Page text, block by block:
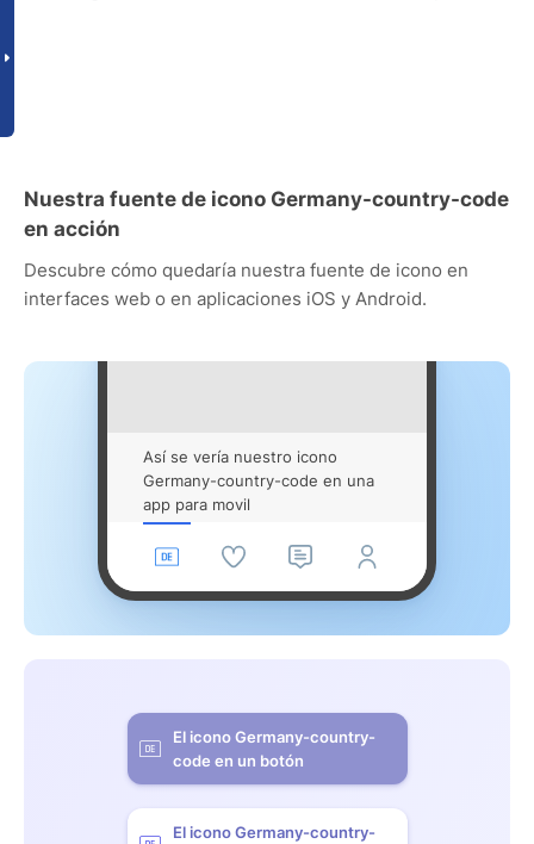
Nuestra fuente de icono Germany-country-code
en acción
Descubre cómo quedaría nuestra fuente de icono en
interfaces web o en aplicaciones iOS y Android.
Así se vería nuestro icono
Germany-country-code en una
app para movil
El icono Germany-country-
code en un botón
El icono Germany-country-